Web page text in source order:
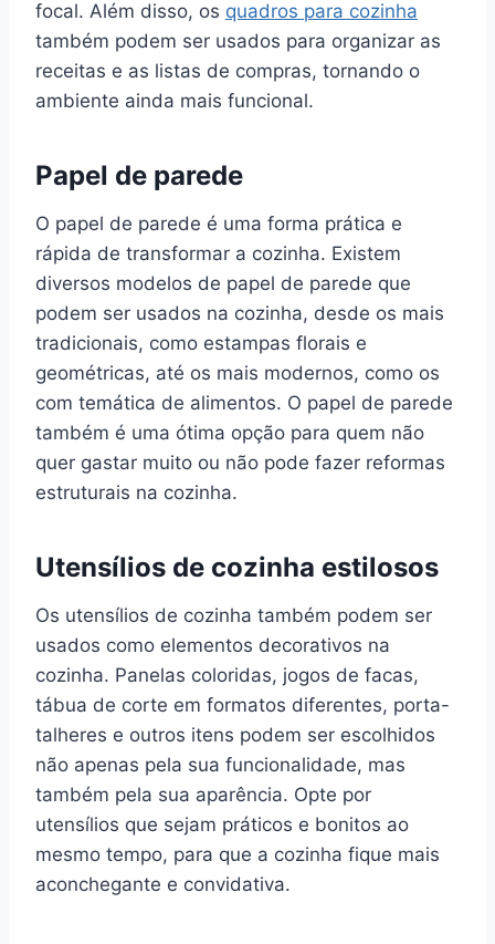
focal. Além disso, os quadros para cozinha
também podem ser usados para organizar as
receitas e as listas de compras, tornando o
ambiente ainda mais funcional.
Papel de parede
O papel de parede é uma forma prática e
rápida de transformar a cozinha. Existem
diversos modelos de papel de parede que
podem ser usados na cozinha, desde os mais
tradicionais, como estampas florais e
geométricas, até os mais modernos, como os
com temática de alimentos. O papel de parede
também é uma ótima opção para quem não
quer gastar muito ou não pode fazer reformas
estruturais na cozinha.
Utensílios de cozinha estilosos
Os utensílios de cozinha também podem ser
usados como elementos decorativos na
cozinha. Panelas coloridas, jogos de facas,
tábua de corte em formatos diferentes, porta-
talheres e outros itens podem ser escolhidos
não apenas pela sua funcionalidade, mas
também pela sua aparência. Opte por
utensílios que sejam práticos e bonitos ao
mesmo tempo, para que a cozinha fique mais
aconchegante e convidativa.